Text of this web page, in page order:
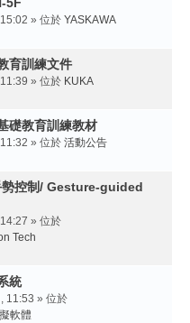
» 位於 YASKAWA
育訓練文件
» 位於 KUKA
礎教育訓練教材
» 位於 活動公告
控制/ Gesture-guided
» 位於
Tech
統
11:53 » 位於
軟體